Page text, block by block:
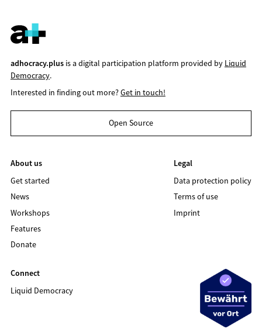
adhocracy.plusis a digital participation platform provided by Liquid
Democracy.
Interested in finding out more?Get in touch!
Open Source
About us
Get started
News
Workshops
Features
Donate
Legal
Data protection policy
Terms of use
Imprint
Connect
Liquid Democracy